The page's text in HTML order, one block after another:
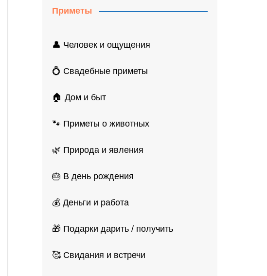
Приметы
👤 Человек и ощущения
💍 Свадебные приметы
🏠 Дом и быт
🐾 Приметы о животных
🌿 Природа и явления
🎂 В день рождения
💰 Деньги и работа
🎁 Подарки дарить / получить
🥰 Свидания и встречи